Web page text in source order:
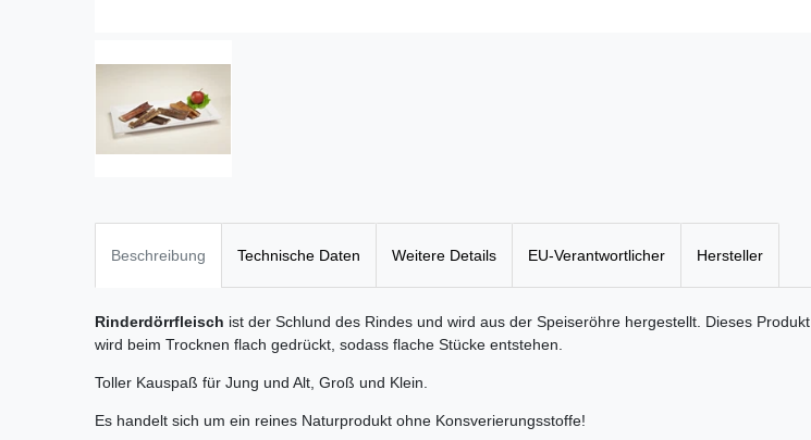
Beschreibung Technische Daten Weitere Details EU-Verantwortlicher Hersteller
Rinderdörrfleisch ist der Schlund des Rindes und wird aus der Speiseröhre hergestellt. Dieses Produkt
wird beim Trocknen flach gedrückt, sodass flache Stücke entstehen.
Toller Kauspaß für Jung und Alt, Groß und Klein.
Es handelt sich um ein reines Naturprodukt ohne Konsverierungsstoffe!